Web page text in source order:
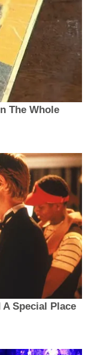
The Whole
Special Place